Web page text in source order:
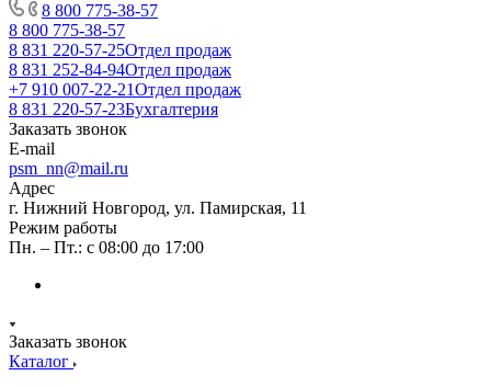
8 800 775-38-57
8 800 775-38-57
8 831 220-57-25Отдел продаж
8 831 252-84-94Отдел продаж
+7 910 007-22-21Отдел продаж
8 831 220-57-23Бухгалтерия
Заказать звонок
E-mail
psm_nn@mail.ru
Адрес
г. Нижний Новгород, ул. Памирская, 11
Режим работы
Пн. – Пт.: с 08:00 до 17:00
Заказать звонок
Каталог